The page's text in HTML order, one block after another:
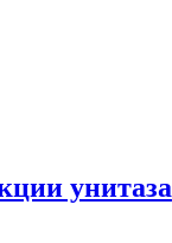
унитаза